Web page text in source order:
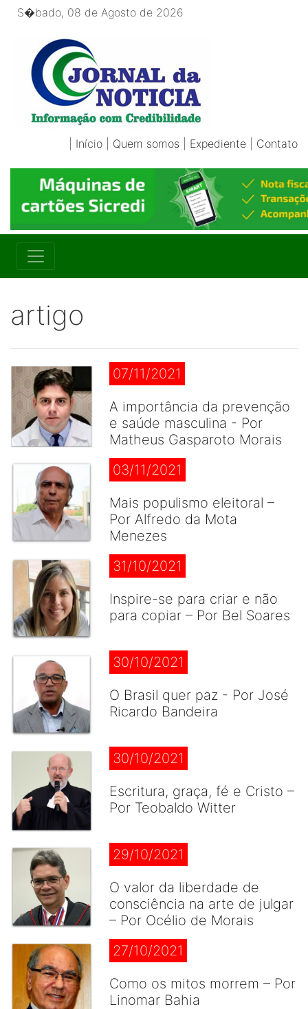
S�bado, 08 de Agosto de 2026
Início Quem somos Expediente Contato
artigo
07/11/2021
A importância da prevenção
e saúde masculina - Por
Matheus Gasparoto Morais
03/11/2021
Mais populismo eleitoral –
Por Alfredo da Mota
Menezes
31/10/2021
Inspire-se para criar e não
para copiar – Por Bel Soares
30/10/2021
O Brasil quer paz - Por José
Ricardo Bandeira
30/10/2021
Escritura, graça, fé e Cristo –
Por Teobaldo Witter
29/10/2021
O valor da liberdade de
consciência na arte de julgar
– Por Océlio de Morais
27/10/2021
Como os mitos morrem – Por
Linomar Bahia